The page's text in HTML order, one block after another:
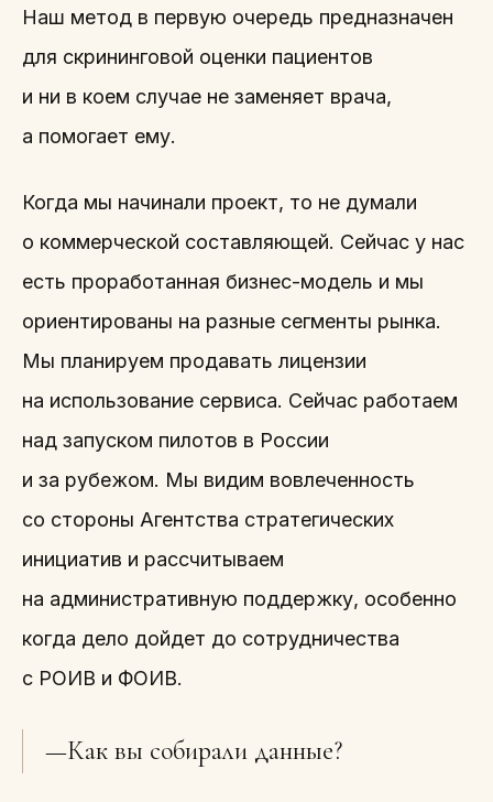
Наш метод в первую очередь предназначен
для скрининговой оценки пациентов
и ни в коем случае не заменяет врача,
а помогает ему.
Когда мы начинали проект, то не думали
о коммерческой составляющей. Сейчас у нас
есть проработанная бизнес-модель и мы
ориентированы на разные сегменты рынка.
Мы планируем продавать лицензии
на использование сервиса. Сейчас работаем
над запуском пилотов в России
и за рубежом. Мы видим вовлеченность
со стороны Агентства стратегических
инициатив и рассчитываем
на административную поддержку, особенно
когда дело дойдет до сотрудничества
с РОИВ и ФОИВ.
—Как вы собирали данные?